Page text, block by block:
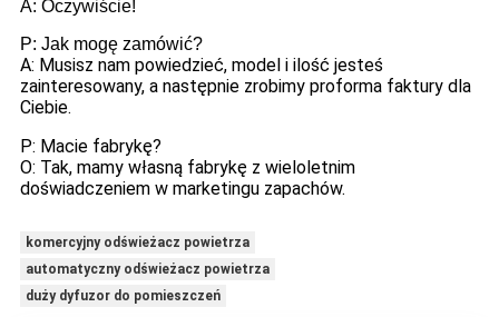
A: Oczywiście!
P: Jak mogę zamówić?
A: Musisz nam powiedzieć, model i ilość jesteś
zainteresowany, a następnie zrobimy proforma faktury dla
Ciebie.
P: Macie fabrykę?
O: Tak, mamy własną fabrykę z wieloletnim
doświadczeniem w marketingu zapachów.
komercyjny odświeżacz powietrza
automatyczny odświeżacz powietrza
duży dyfuzor do pomieszczeń